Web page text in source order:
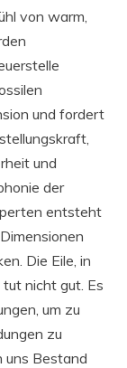
von warm,
und fordert
und
der
entsteht
Die Eile, in
nicht gut. Es
um zu
zu
uns Bestand